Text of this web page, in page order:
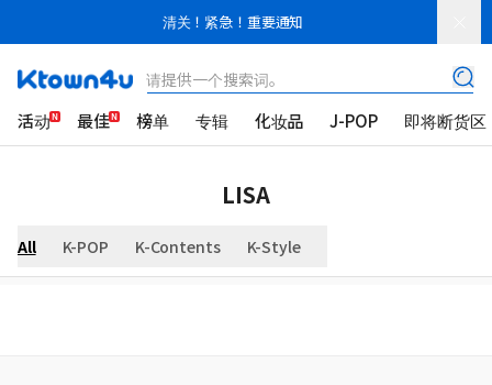
清关！紧急！重要通知
请提供一个搜索词。
活动 最佳 榜单 专辑 化妆品 J-POP 即将断货区
LISA
All K-POP K-Contents K-Style